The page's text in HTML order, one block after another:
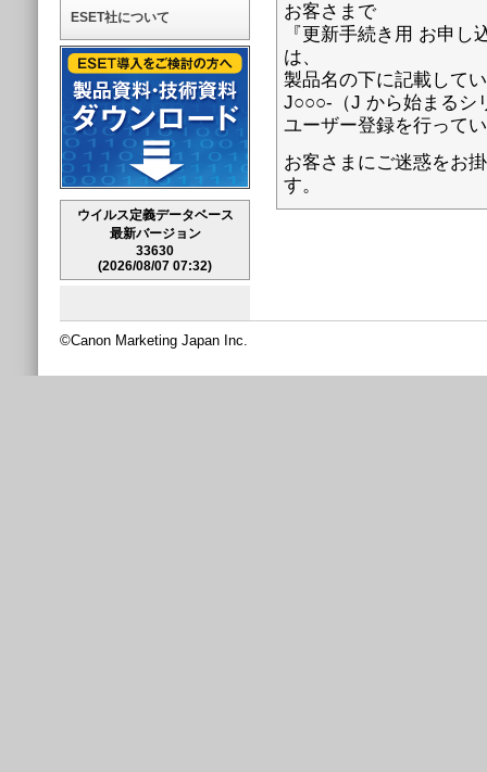
ESET社について
ウイルス定義データベース
最新バージョン
33630
(2026/08/07 07:32)
お客さまで
『更新手続き用 お申
は、
製品名の下に記載して
J○○○-（J から始まるシ
ユーザー登録を行って
お客さまにご迷惑をお
す。
©Canon Marketing Japan Inc.